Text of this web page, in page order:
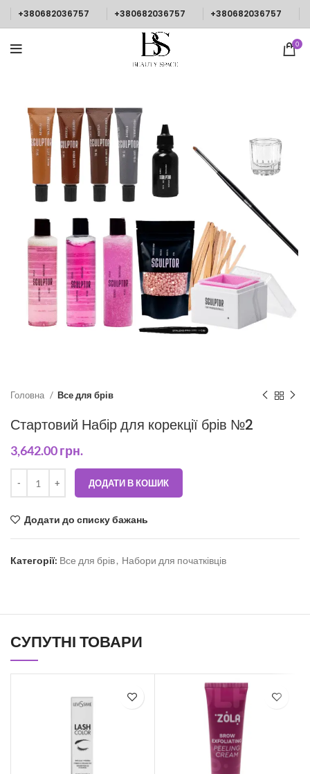
+380682036757 +380682036757 +380682036757
0
Головна Все для брів
Стартовий Набір для корекції брів №2
3,642.00грн.
ДОДАТИ В КОШИК
Додати до списку бажань
Категорії: Все для брів, Набори для початківців
СУПУТНІ ТОВАРИ